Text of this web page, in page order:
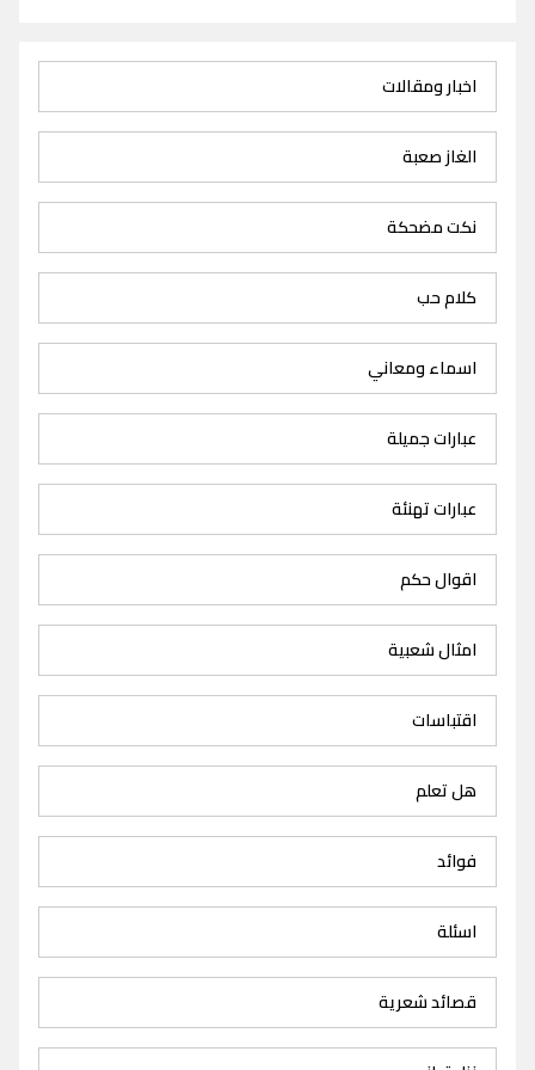
اخبار ومقالات
الغاز صعبة
نكت مضحكة
كلام حب
اسماء ومعاني
عبارات جميلة
عبارات تهنئة
اقوال حكم
امثال شعبية
اقتباسات
هل تعلم
فوائد
اسئلة
قصائد شعرية